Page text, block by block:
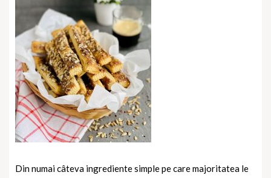
Din numai câteva ingrediente simple pe care majoritatea le